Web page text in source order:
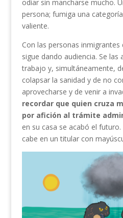
odiar sin mancharse mucho.
persona; fumiga una
valiente.
Con las personas
sigue dando audiencia. Se las
trabajo y, simultáneamente,
colapsar la sanidad y de no
aprovecharse y de venir a
recordar que quien cruza
por afición al trámite
en su casa se acabó el
cabe en un titular con